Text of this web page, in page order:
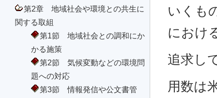
第2章 地域社会や環境との共生に
関する取組
第1節 地域社会との調和にか
かる施策
第2節 気候変動などの環境問
題への対応
第3節 情報発信や公文書管
いくも
におけ
追求し
用数は